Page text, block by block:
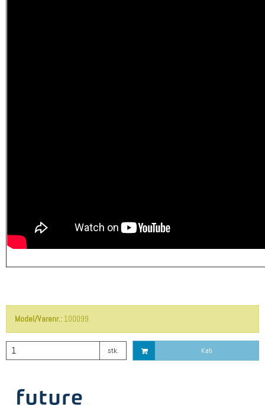
Model/Varenr.:100099
stk. Køb